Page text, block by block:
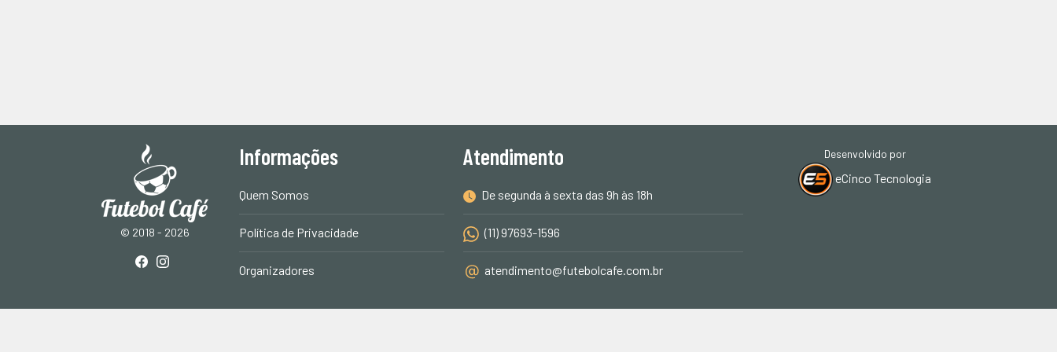
© 2018 - 2026
Informações
Quem Somos
Política de Privacidade
Organizadores
Atendimento
De segunda à sexta das 9h às 18h
(11) 97693-1596
atendimento@futebolcafe.com.br
Desenvolvido por
eCinco Tecnologia